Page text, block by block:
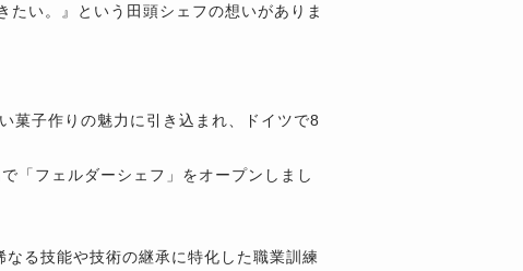
い。』という田頭シェフの想いがありま
菓子作りの魅力に引き込まれ、ドイツで8
「フェルダーシェフ」をオープンしまし
る技能や技術の継承に特化した職業訓練